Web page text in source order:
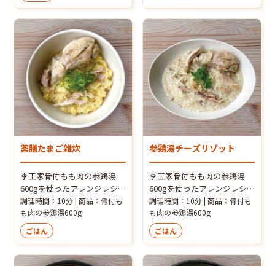
薬膳たまご雑炊
李王家骨付もも肉の参鶏湯
600gを使ったアレンジレシ
ピ！参鶏湯の深い旨味の鶏ス
ープで作る、薬膳たまご雑
炊。滋味深い味わいです！
調理時間：10分 | 商品：骨付も
も肉の参鶏湯600g
ごはん
参鶏湯チーズリゾット
李王家骨付もも肉の参鶏湯
600gを使ったアレンジレシ
ピ！参鶏湯の深い旨味の鶏ス
ープで作る、参鶏湯チーズリ
ゾット。濃厚でリッチな味わ
いです！
調理時間：10分 | 商品：骨付も
も肉の参鶏湯600g
ごはん